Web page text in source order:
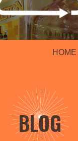
HOME
BLOG